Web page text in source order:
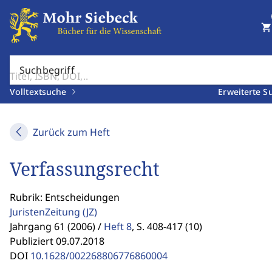
Suchbegriff
Volltextsuche Erweiterte
shopping_cart
Zurück zum Heft
Verfassungsrecht
Rubrik: Entscheidungen
JuristenZeitung (JZ)
Jahrgang 61 (2006) / Heft 8, S. 408-417 (10)
Publiziert 09.07.2018
DOI 10.1628/002268806776860004